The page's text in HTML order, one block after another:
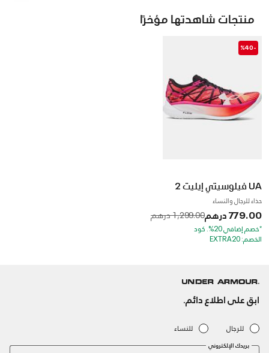
منتجات شاهدتها مؤخرًا
-%40
UA فيلوسيتي إيليت 2
حذاء للرجال والنساء
779.00 درهم Price reduced from
1,299.00 درهم to
*خصم إضافي 20%. كود
الخصم: EXTRA20
ابق على اطلاع دائم.
للرجال للنساء
بريدك الإلكتروني